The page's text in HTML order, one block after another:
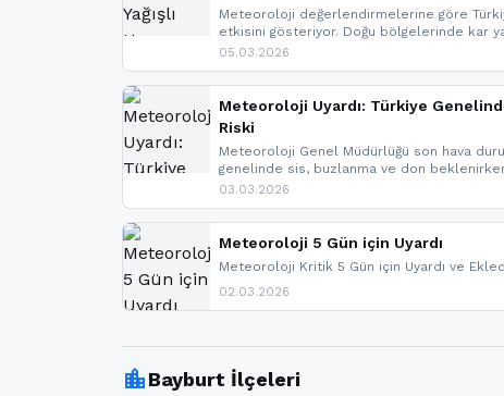
Meteoroloji değerlendirmelerine göre
etkisini gösteriyor. Doğu bölgelerinde kar
Kuzey Ege’de sağanak yağmur, yüksek
yaşanabileceği belirtiliyor.
05.03.2026
Meteoroloji Uyardı: Türkiye
Riski
Meteoroloji Genel Müdürlüğü son hava
genelinde sis, buzlanma ve don
Karadeniz’in yüksek kesimlerinde çığ riski
03.03.2026
Meteoroloji 5 Gün için Uyardı
Meteoroloji Kritik 5 Gün için Uyardı ve
02.03.2026
location_cityBayburt İlçeleri